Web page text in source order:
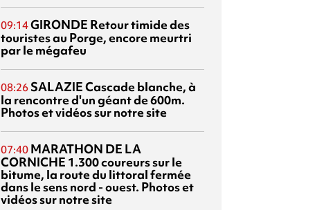
09:14GIRONDE Retour timide des
touristes au Porge, encore meurtri
par le mégafeu
08:26 SALAZIECascade blanche, à
la rencontre d'un géant de 600m.
Photos et vidéos sur notre site
07:40 MARATHON DE LA
CORNICHE 1.300 coureurs sur le
bitume, la route du littoral fermée
dans le sens nord - ouest. Photos et
vidéos sur notre site